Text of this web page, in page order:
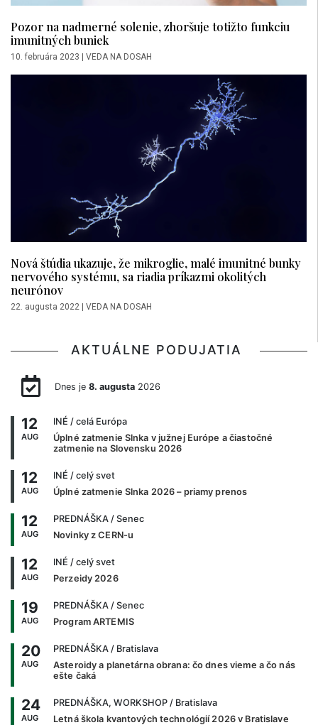
Pozor na nadmerné solenie, zhoršuje totižto funkciu
imunitných buniek
10. februára 2023 VEDA NA DOSAH
Nová štúdia ukazuje, že mikroglie, malé imunitné bunky
nervového systému, sa riadia príkazmi okolitých
neurónov
22. augusta 2022 VEDA NA DOSAH
AKTUÁLNE PODUJATIA
Dnes je 8. augusta2026
12
AUG
INÉ / celá Európa
Úplné zatmenie Slnka v južnej Európe a čiastočné
zatmenie na Slovensku 2026
12
AUG
INÉ / celý svet
Úplné zatmenie Slnka 2026 – priamy prenos
12
AUG
PREDNÁŠKA / Senec
Novinky z CERN-u
12
AUG
INÉ / celý svet
Perzeidy 2026
19
AUG
PREDNÁŠKA / Senec
Program ARTEMIS
20
AUG
PREDNÁŠKA / Bratislava
Asteroidy a planetárna obrana: čo dnes vieme a čo nás
ešte čaká
24
AUG
PREDNÁŠKA, WORKSHOP / Bratislava
Letná škola kvantových technológií 2026 v Bratislave